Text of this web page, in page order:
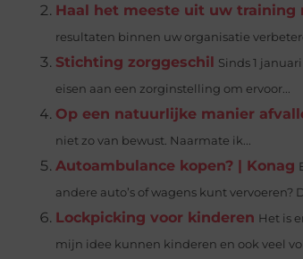
Haal het meeste uit uw training
resultaten binnen uw organisatie
Stichting zorggeschil Sinds 1
eisen aan een zorginstelling om ervoor...
Op een natuurlijke manier
niet zo van bewust. Naarmate ik...
Autoambulance kopen? | Konag
andere auto’s of wagens kunt vervoeren?
Lockpicking voor kinderen Het is
mijn idee kunnen kinderen en ook veel